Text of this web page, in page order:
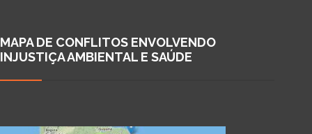
MAPA DE CONFLITOS ENVOLVENDO
INJUSTIÇA AMBIENTAL E SAÚDE